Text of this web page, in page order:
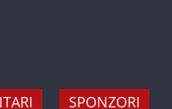
SPONZORI